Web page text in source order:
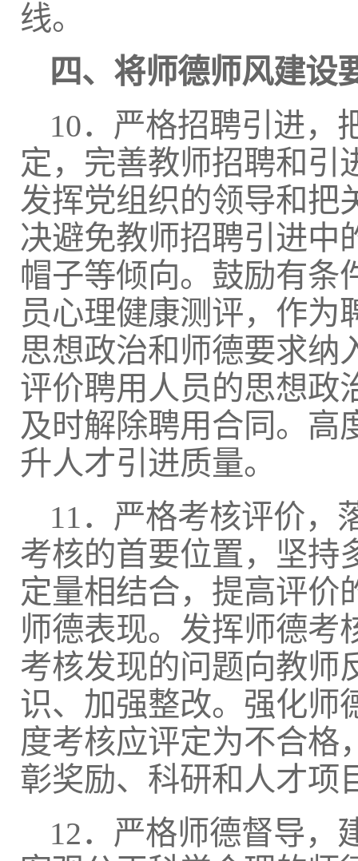
线。
四、将师德师风建设
10．严格招聘引进，
定，完善教师招聘和引
发挥党组织的领导和把
决避免教师招聘引进中
帽子等倾向。鼓励有条
员心理健康测评，作为
思想政治和师德要求纳
评价聘用人员的思想政
及时解除聘用合同。高
升人才引进质量。
11．严格考核评价，
考核的首要位置，坚持
定量相结合，提高评价
师德表现。发挥师德考
考核发现的问题向教师
识、加强整改。强化师
度考核应评定为不合格
彰奖励、科研和人才项
12．严格师德督导，